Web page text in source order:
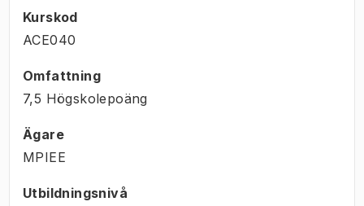
Kurskod
ACE040
Omfattning
7,5 Högskolepoäng
Ägare
MPIEE
Utbildningsnivå